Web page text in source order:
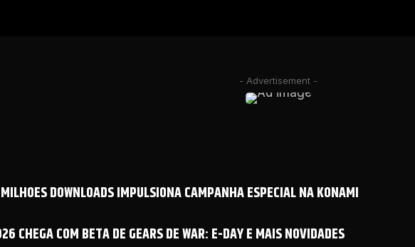
- Advertisement -
DOWNLOADS IMPULSIONA CAMPANHA ESPECIAL NA KONAMI
CHEGA COM BETA DE GEARS DE WAR: E-DAY E MAIS NOVIDADES